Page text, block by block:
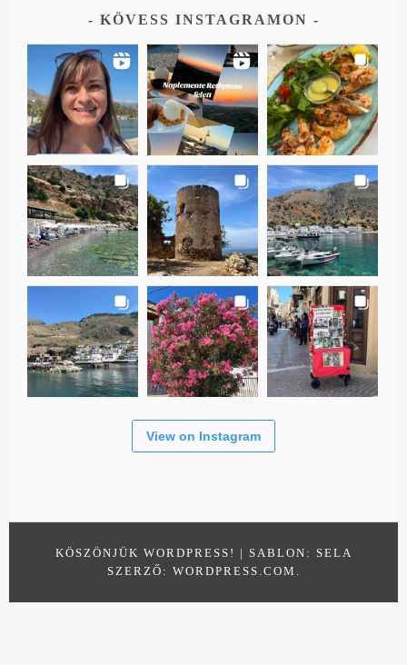
KÖVESS INSTAGRAMON
View on Instagram
KÖSZÖNJÜK WORDPRESS! | SABLON: SELA
SZERZŐ: WORDPRESS.COM